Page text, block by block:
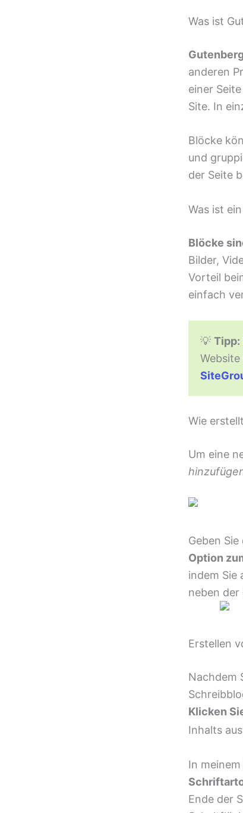
Was ist
anderen
einer
Site. In
Blöcke
und
der Seite
Was ist
Blöcke
Bilder,
Vorteil
einfach
💡 Tipp:
Wie
Um eine
Geben
Option
indem Sie
neben der
Erstellen
Nachdem
Klicken
Inhalts
In
Ende der